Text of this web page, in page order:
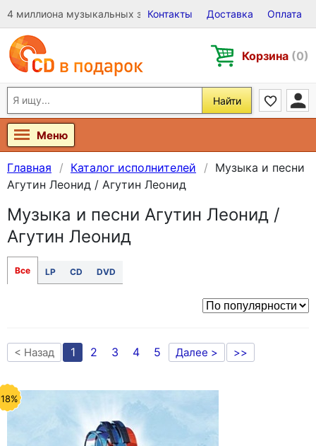
4 миллиона музыкальных записей на Виниле, CD и DVD
Контакты Доставка Оплата
Корзина (0)
Найти
Меню
Главная Каталог исполнителей
Музыка и песни
Агутин Леонид / Агутин Леонид
Музыка и песни Агутин Леонид /
Агутин Леонид
Все LP CD DVD
< Назад 1 2 3 4 5 Далее > >>